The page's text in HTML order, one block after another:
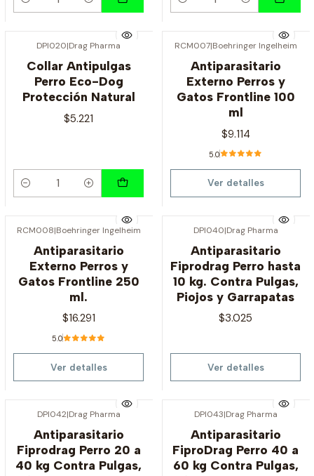
Cantidad Cantidad
DPI020|Drag Pharma
Collar Antipulgas
Perro Eco-Dog
Protección Natural
$5.221
Cantidad
RCM007|Boehringer Ingelheim
Antiparasitario
Externo Perros y
Gatos Frontline 100
ml
$9.114
5.0
Ver detalles
RCM008|Boehringer Ingelheim
Antiparasitario
Externo Perros y
Gatos Frontline 250
ml.
$16.291
5.0
Ver detalles
DPI040|Drag Pharma
Antiparasitario
Fiprodrag Perro hasta
10 kg. Contra Pulgas,
Piojos y Garrapatas
$3.025
Ver detalles
DPI042|Drag Pharma
Antiparasitario
Fiprodrag Perro 20 a
40 kg Contra Pulgas,
DPI043|Drag Pharma
Antiparasitario
FiproDrag Perro 40 a
60 kg Contra Pulgas,